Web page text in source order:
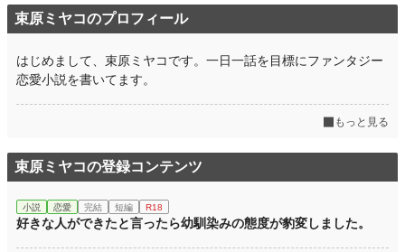
束原ミヤコのプロフィール
はじめまして、束原ミヤコです。一日一話を目標にファンタジー
恋愛小説を書いてます。
もっと見る
束原ミヤコの登録コンテンツ
小説 恋愛 完結 短編 R18
好きな人ができたと言ったら幼馴染みの態度が豹変しました。